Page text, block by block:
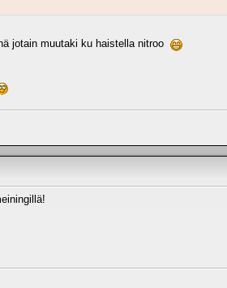
jotain muutaki ku haistella nitroo